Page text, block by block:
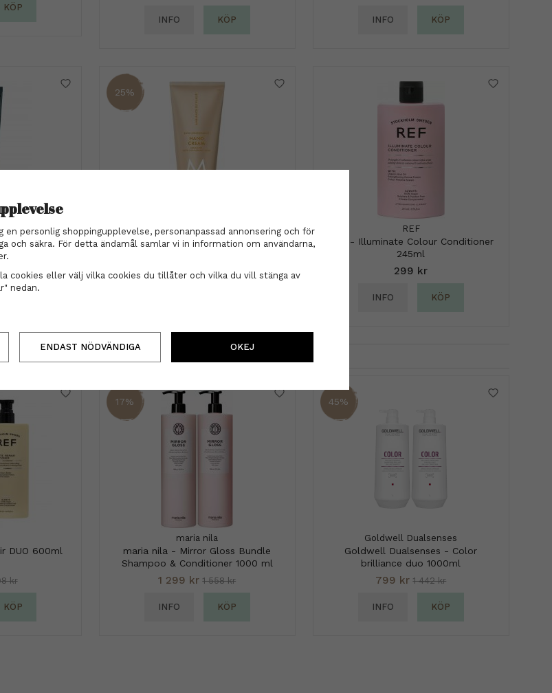
KÖP
INFO KÖP INFO KÖP
- Curl
KÖP
25%
Moroccanoil
Moroccanoil Body Collection -
119 kr 159 kr
REF
REF - Illuminate Colour Conditioner
245ml
299 kr
INFO KÖP
DUO 600ml
kr
KÖP
17%
maria nila
maria nila - Mirror Gloss Bundle
Shampoo & Conditioner 1000 ml
1 299 kr 1 558 kr
INFO KÖP
45%
Goldwell Dualsenses
Goldwell Dualsenses - Color
brilliance duo 1000ml
799 kr 1 442 kr
INFO KÖP
en personlig shoppingupplevelse, personanpassad annonsering och för
och säkra. För detta ändamål samlar vi in information om användarna,
cookies eller välj vilka cookies du tillåter och vilka du vill stänga av
nedan.
ENDAST NÖDVÄNDIGA OKEJ